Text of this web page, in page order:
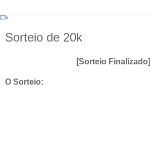
Sorteio de 20k
[Sorteio Finalizado]
O Sorteio: